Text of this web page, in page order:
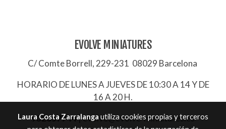
EVOLVE MINIATURES
C/ Comte Borrell, 229-231 08029 Barcelona
HORARIO DE LUNES A JUEVES DE 10:30 A 14 Y DE
16 A 20 H.
932657744|evolve@evolve-miniatures.es
Laura Costa Zarralanga utiliza cookies propias y terceros